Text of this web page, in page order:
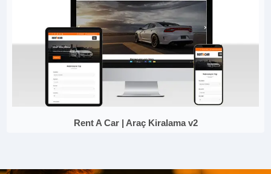
Rent A Car | Araç Kiralama v2